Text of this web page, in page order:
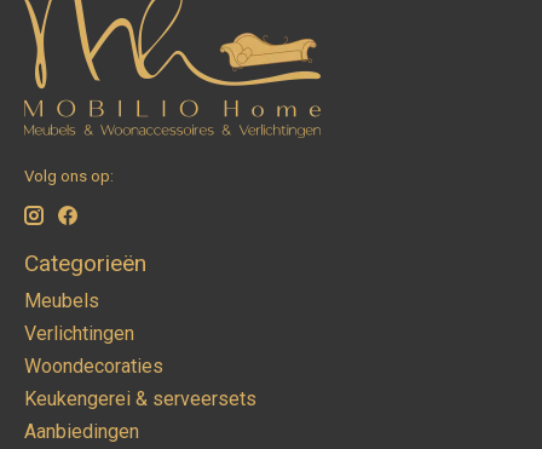
Volg ons op:
Categorieën
Meubels
Verlichtingen
Woondecoraties
Keukengerei & serveersets
Aanbiedingen